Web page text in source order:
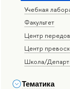
Учебная
Факультет
Центр
Центр
Школа/
Тематика